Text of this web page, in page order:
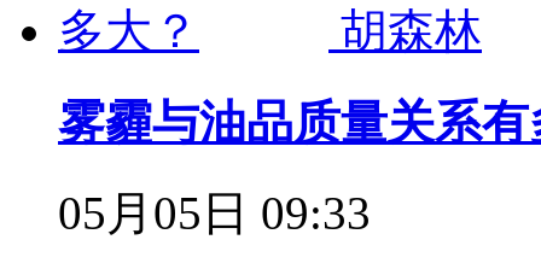
胡森林
雾霾与油品质量关系
05月05日 09:33